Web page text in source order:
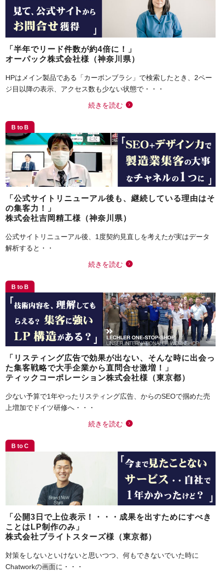
「半年でリード件数が約4倍に！」
オーパック株式会社様（神奈川県）
HPはメイン製品である「カーボンブラシ」で検索したとき、2ペー
ジ目以降の表示、アクセス数も少ない状態で・・・
続きを読む
B to B
「公式サイトリニューアル後も、継続している理由はそ
の集客力！」
株式会社吉岡精工様（神奈川県）
公式サイトリニューアル後、1度契約見直しを考えたが実はデータ
解析すると・・
続きを読む
B to B
「リスティング広告で効果が出ない、そんな時に出会っ
た集客戦略で大手企業から直問合せ激増！」
ティックコーポレーション株式会社様（東京都）
少ない予算で1年やったリスティング広告、からのSEOで掴めた売
上増加でドイツ研修へ・・・
続きを読む
B to C
「公開3日で上位表示！・・・成果を出すためにすべき
ことはLP制作のみ」
株式会社ブライトスターズ様（東京都）
対策をしないといけないと思いつつ、何もできないでいた時に
Chatworkの画面に・・・